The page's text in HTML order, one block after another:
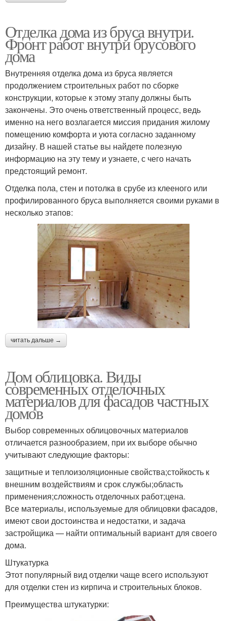
Отделка дома из бруса внутри.
Фронт работ внутри брусового
дома
Внутренняя отделка дома из бруса является
продолжением строительных работ по сборке
конструкции, которые к этому этапу должны быть
закончены. Это очень ответственный процесс, ведь
именно на него возлагается миссия придания жилому
помещению комфорта и уюта согласно заданному
дизайну. В нашей статье вы найдете полезную
информацию на эту тему и узнаете, с чего начать
предстоящий ремонт.
Отделка пола, стен и потолка в срубе из клееного или
профилированного бруса выполняется своими руками в
несколько этапов:
читать дальше →
Дом облицовка. Виды
современных отделочных
материалов для фасадов частных
домов
Выбор современных облицовочных материалов
отличается разнообразием, при их выборе обычно
учитывают следующие факторы:
защитные и теплоизоляционные свойства;стойкость к
внешним воздействиям и срок службы;область
применения;сложность отделочных работ;цена.
Все материалы, используемые для облицовки фасадов,
имеют свои достоинства и недостатки, и задача
застройщика — найти оптимальный вариант для своего
дома.
Штукатурка
Этот популярный вид отделки чаще всего используют
для отделки стен из кирпича и строительных блоков.
Преимущества штукатурки: